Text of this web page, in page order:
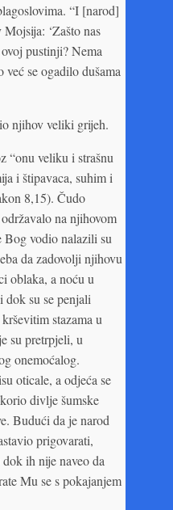
“I [narod]
‘Zašto nas
pustinji? Nema
se ogadilo dušama
njihov veliki grijeh.
“onu veliku i strašnu
i štipavaca, suhim i
8,15). Čudo
na njihovom
vodio nalazili su
da zadovolji njihovu
oblaka, a noću u
su se penjali
stazama u
su pretrpjeli, u
onemoćalog.
oticale, a odjeća se
divlje šumske
Budući da je narod
prigovarati,
ih nije naveo da
Mu se s pokajanjem